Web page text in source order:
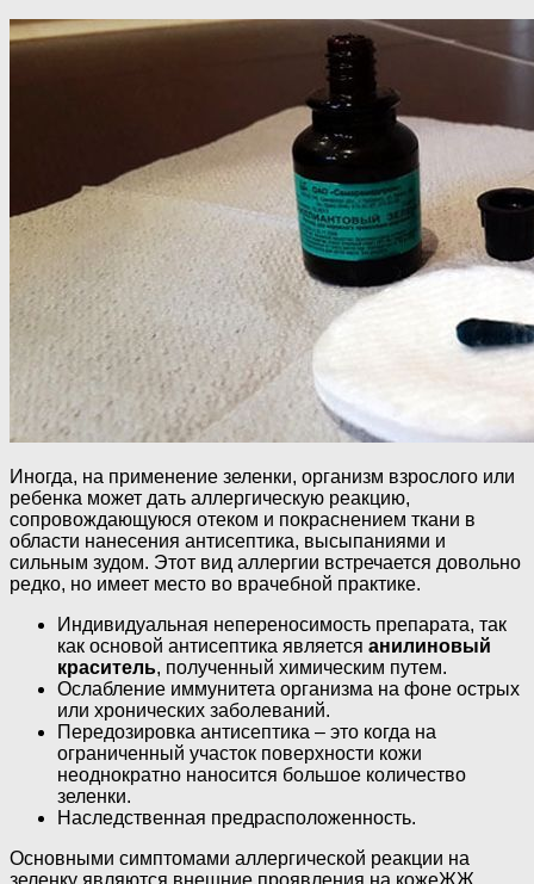
Иногда, на применение зеленки, организм взрослого или
ребенка может дать аллергическую реакцию,
сопровождающуюся отеком и покраснением ткани в
области нанесения антисептика, высыпаниями и
сильным зудом. Этот вид аллергии встречается довольно
редко, но имеет место во врачебной практике.
Индивидуальная непереносимость препарата, так
как основой антисептика является анилиновый
краситель, полученный химическим путем.
Ослабление иммунитета организма на фоне острых
или хронических заболеваний.
Передозировка антисептика – это когда на
ограниченный участок поверхности кожи
неоднократно наносится большое количество
зеленки.
Наследственная предрасположенность.
Основными симптомами аллергической реакции на
зеленку являются внешние проявления на кожеЖЖ